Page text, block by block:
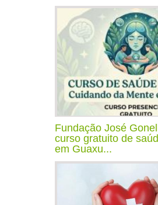
Fundação José
curso gratuito de
em Guaxu...